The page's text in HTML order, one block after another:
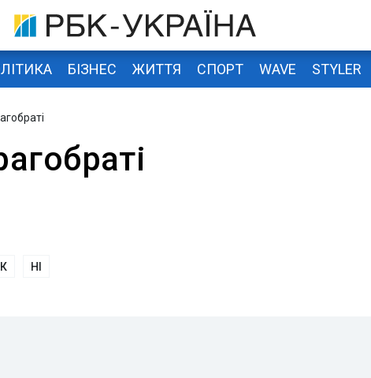
БІЗНЕС ЖИТТЯ СПОРТ WAVE STYLER
НІ